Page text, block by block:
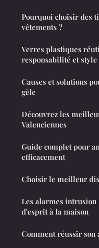
Pourquoi choisir des
vêtements ?
Verres plastiques
responsabilité et style
Causes et solutions
gèle
Découvrez les
Valenciennes
Guide complet pour
efficacement
Choisir le meilleur
Les alarmes
d'esprit à la maison
Comment réussir